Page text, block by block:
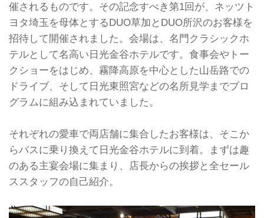
催されるものです。その記念すべき第1回が、ネッツト
ヨタ埼玉を母体とするDUO草加とDUO所沢のお客様を
招待して開催されました。会場は、名門クラシックホ
テルとして名高い日光金谷ホテルです。食事会やトー
クショーをはじめ、霧降高原を中心とした山岳路での
ドライブ、そして日光東照宮などの名所見学までプロ
グラムに組み込まれていました。
それぞれの愛車で両店舗に集合したお客様は、そこか
らバスに乗り換えて日光金谷ホテルに到着。まずは趣
のある主宴会場に集まり、店長からの挨拶と全セール
ススタッフの自己紹介。